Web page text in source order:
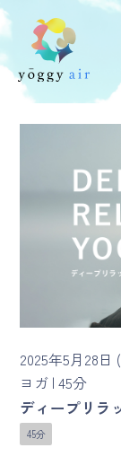
受講の流れ
インストラ
FAQ / お問
yoggy
マイページ
2025年5月28日
ヨガ | 45分
ディープリラ
45分